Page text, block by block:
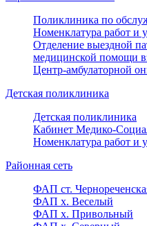
Поликлиника по
Номенклатура работ и
Отделение выездной
медицинской помощи
Центр-амбулаторной
Детская поликлиника
Детская поликлиника
Кабинет Медико-
Номенклатура работ и
Районная сеть
ФАП ст.
ФАП х. Веселый
ФАП х. Привольный